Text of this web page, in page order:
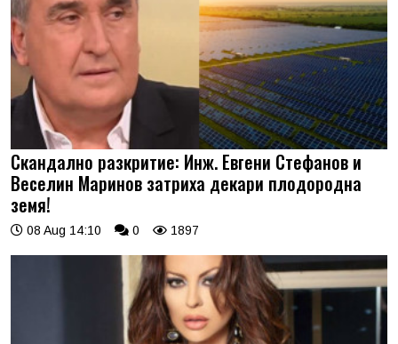
Скандално разкритие: Инж. Евгени Стефанов и
Веселин Маринов затриха декари плодородна
земя!
08 Aug 14:10 0 1897